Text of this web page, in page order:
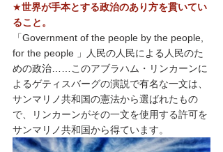
★世界が手本とする政治のあり方を貫いてい
ること。
「Government of the people by the people,
for the people 」人民の人民による人民のた
めの政治……このアブラハム・リンカーンに
よるゲティスバーグの演説で有名な一文は、
サンマリノ共和国の憲法から選ばれたもの
で、リンカーンがその一文を使用する許可を
サンマリノ共和国から得ています。